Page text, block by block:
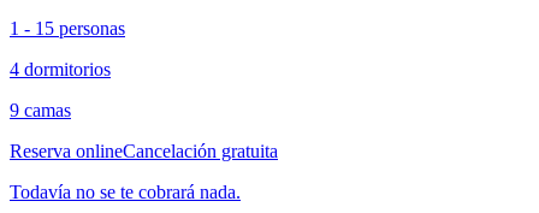
1 - 15 personas
4 dormitorios
9 camas
Reserva onlineCancelación gratuita
Todavía no se te cobrará nada.